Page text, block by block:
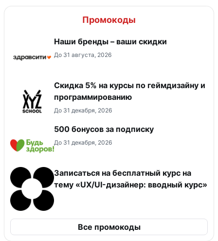
Промокоды
Наши бренды – ваши скидки
До 31 августа, 2026
Скидка 5% на курсы по геймдизайну и
программированию
До 31 декабря, 2026
500 бонусов за подписку
До 31 декабря, 2026
Записаться на бесплатный курс на
тему «UX/UI-дизайнер: вводный курс»
Все промокоды